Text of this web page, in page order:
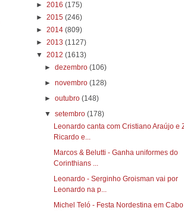
► 2016 (175)
► 2015 (246)
► 2014 (809)
► 2013 (1127)
▼ 2012 (1613)
►dezembro(106)
►novembro(128)
►outubro(148)
▼setembro(178)
Leonardo canta com Cristiano Araújo e
Ricardo e...
Marcos & Belutti - Ganha uniformes do
Corinthians ...
Leonardo - Serginho Groisman vai por
Leonardo na p...
Michel Teló - Festa Nordestina em